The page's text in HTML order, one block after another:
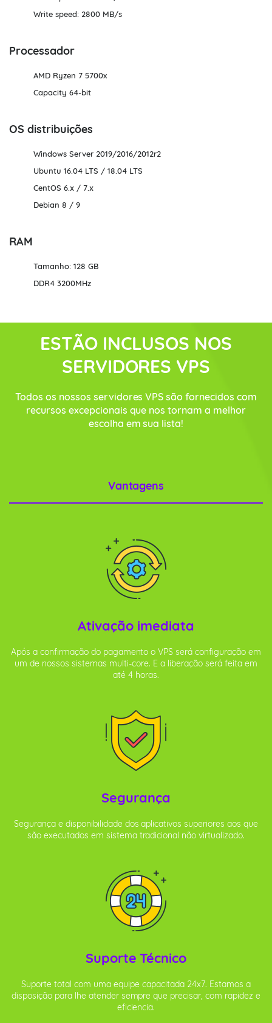
Write speed: 2800 MB/s
Processador
AMD Ryzen 7 5700x
Capacity 64-bit
OS distribuições
Windows Server 2019/2016/2012r2
Ubuntu 16.04 LTS / 18.04 LTS
CentOS 6.х / 7.х
Debian 8 / 9
RAM
Tamanho: 128 GB
DDR4 3200MHz
ESTÃO INCLUSOS NOS
SERVIDORES VPS
Todos os nossos servidores VPS são fornecidos com
recursos excepcionais que nos tornam a melhor
escolha em sua lista!
Vantagens
Ativação imediata
Após a confirmação do pagamento o VPS será configuração em
um de nossos sistemas multi-core. E a liberação será feita em
até 4 horas.
Segurança
Segurança e disponibilidade dos aplicativos superiores aos que
são executados em sistema tradicional não virtualizado.
Suporte Técnico
Suporte total com uma equipe capacitada 24x7. Estamos a
disposição para lhe atender sempre que precisar, com rapidez e
eficiencia.